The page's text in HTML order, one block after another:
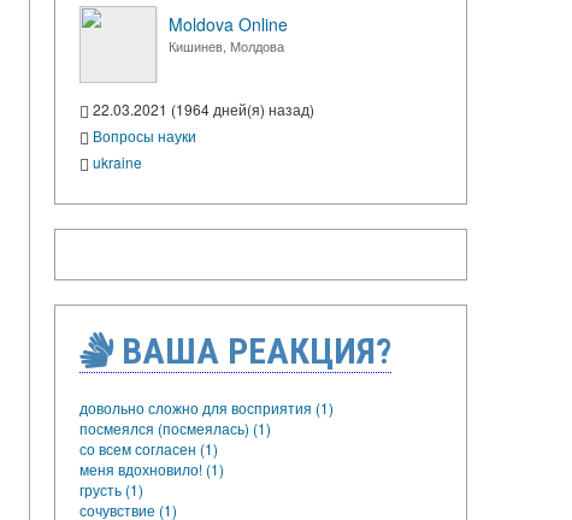
Moldova Online
Кишинев, Молдова
22.03.2021 (1964 дней(я) назад)
Вопросы науки
ukraine
ВАША РЕАКЦИЯ?
довольно сложно для восприятия (1)
посмеялся (посмеялась) (1)
со всем согласен (1)
меня вдохновило! (1)
грусть (1)
сочувствие (1)